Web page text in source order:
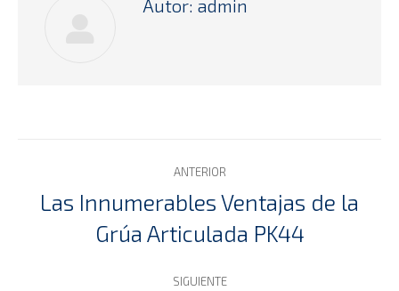
Autor: admin
Navegación
entre
publicaciones
ANTERIOR
Publicación
anterior:
Las Innumerables Ventajas de la
Grúa Articulada PK44
SIGUIENTE